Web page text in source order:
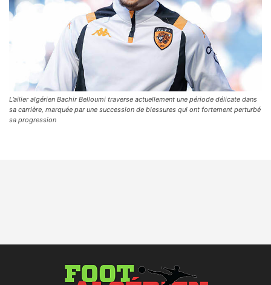
L’ailier algérien Bachir Belloumi traverse actuellement une période délicate dans
sa carrière, marquée par une succession de blessures qui ont fortement perturbé
sa progression